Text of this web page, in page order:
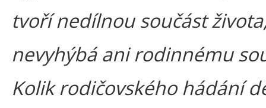
tvoří nedílnou součást
nevyhýbá ani rodinnému
Kolik rodičovského hádání